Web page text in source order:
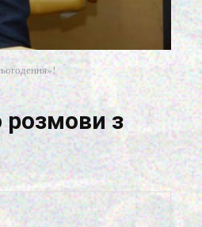
з